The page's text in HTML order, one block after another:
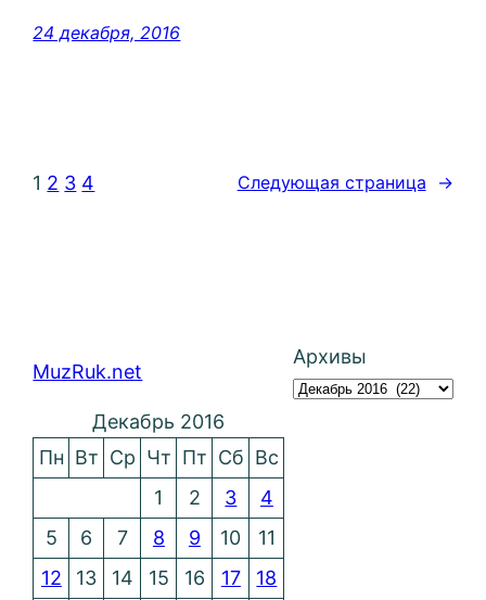
24 декабря, 2016
1 2 3 4 Следующая страница →
MuzRuk.net
Архивы
Декабрь 2016
Пн Вт Ср Чт Пт Сб Вс
1
2 3
4
5
6 7 8 9 10
11
12
13 14 15 16 17 18